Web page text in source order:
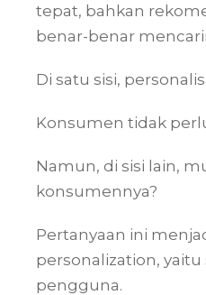
tepat, bahkan
benar-benar
Di satu sisi,
Konsumen tidak
Namun, di sisi lain,
konsumennya?
Pertanyaan ini
personalization,
pengguna.